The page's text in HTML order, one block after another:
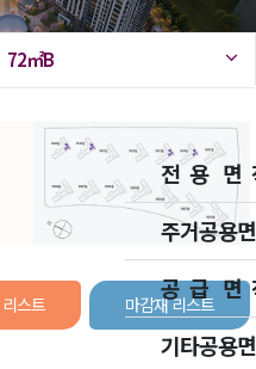
72㎡B
전 용 면
주거공용
공 급 면
기타공용
스트 마감재 리스트